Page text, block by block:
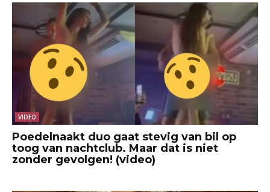
VIDEO
Poedelnaakt duo gaat stevig van bil op
toog van nachtclub. Maar dat is niet
zonder gevolgen! (video)